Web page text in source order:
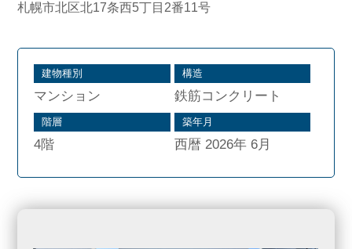
札幌市北区北17条西5丁目2番11号
建物種別
マンション
構造
鉄筋コンクリート
階層
4階
築年月
西暦 2026年 6月